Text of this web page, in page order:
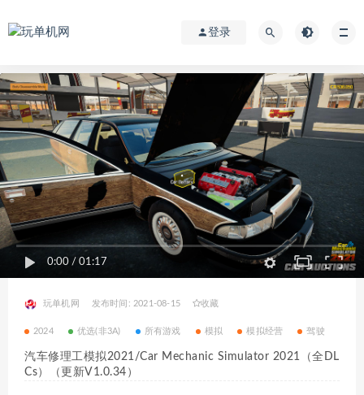
登录
0:00 / 01:17
玩单机网 发布时间: 2021-08-15 收藏
2024 优选(非3A) 所有游戏 模拟 模拟经营 驾驶
汽车修理工模拟2021/Car Mechanic Simulator 2021（全DL
Cs）（更新V1.0.34）